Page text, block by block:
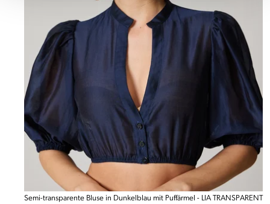
Semi-transparente Bluse in Dunkelblau mit Puffärmel - LIA TRANSPARENT